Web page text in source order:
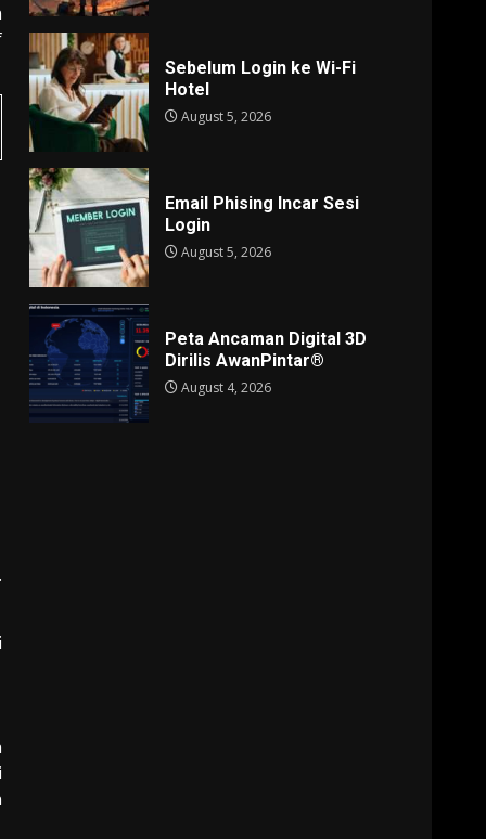
Sebelum Login ke Wi-Fi
Hotel
August 5, 2026
Email Phising Incar Sesi
Login
August 5, 2026
Peta Ancaman Digital 3D
Dirilis AwanPintar®
August 4, 2026